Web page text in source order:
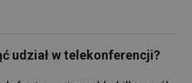
udział w telekonferencji?